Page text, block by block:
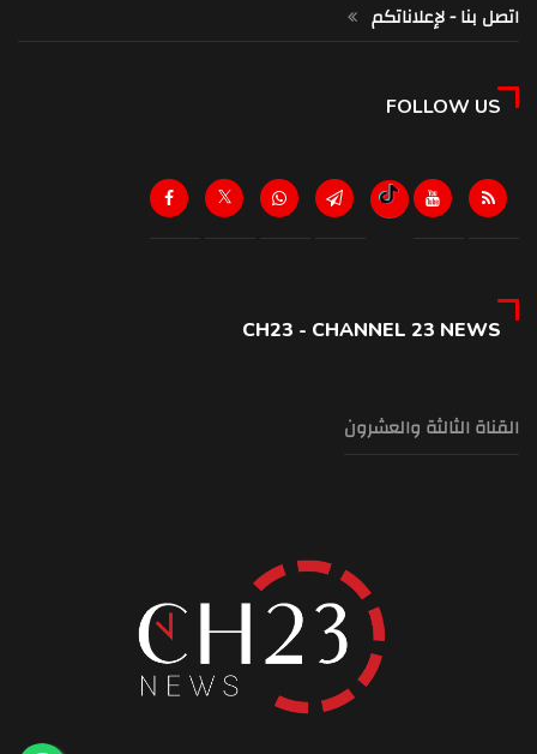
اتصل بنا - لإعلاناتكم
FOLLOW US
CH23 - CHANNEL 23 NEWS
القناة الثالثة والعشرون